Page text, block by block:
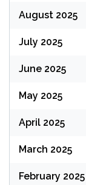
August 2025
July 2025
June 2025
May 2025
April 2025
March 2025
February 2025